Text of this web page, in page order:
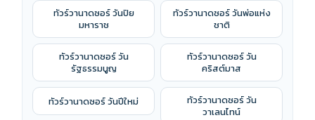
ทัวร์วานาดซอร์ วันปิย
มหาราช
ทัวร์วานาดซอร์ วันพ่อแห่ง
ชาติ
ทัวร์วานาดซอร์ วัน
รัฐธรรมนูญ
ทัวร์วานาดซอร์ วัน
คริสต์มาส
ทัวร์วานาดซอร์ วันปีใหม่
ทัวร์วานาดซอร์ วัน
วาเลนไทน์